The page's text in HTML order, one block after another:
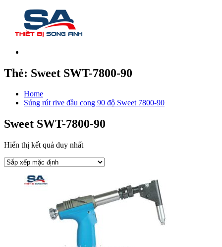
Thẻ: Sweet SWT-7800-90
Home
Súng rút rive đầu cong 90 độ Sweet 7800-90
Sweet SWT-7800-90
Hiển thị kết quả duy nhất